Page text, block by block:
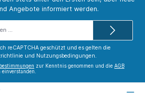
Angebote informiert werden.
reCAPTCHA geschützt und es gelten die
und Nutzungsbedingungen
zur Kenntnis genommen und dieAGB